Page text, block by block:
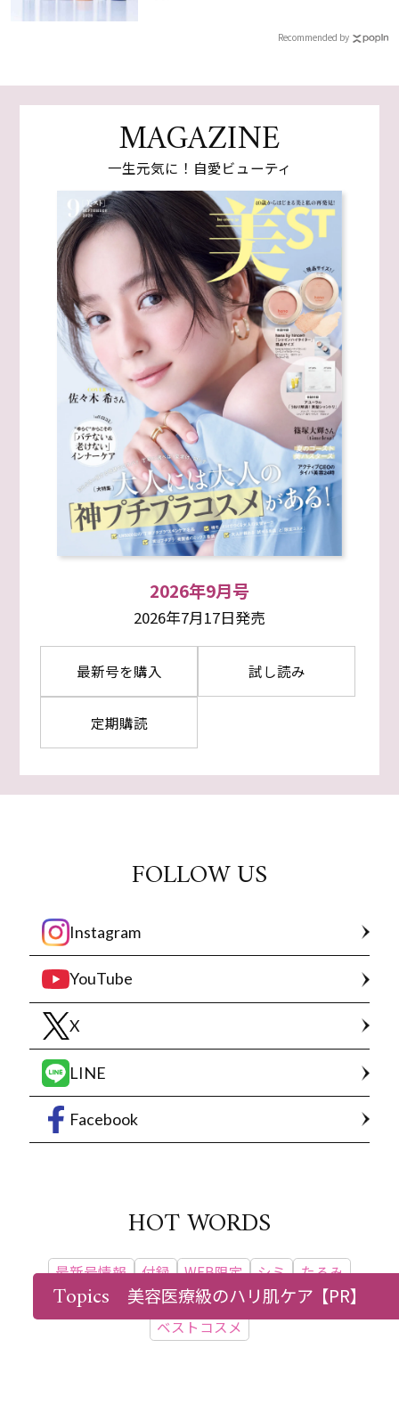
Recommended by
MAGAZINE
一生元気に！自愛ビューティ
2026年9月号
2026年7月17日発売
最新号を購入 試し読み
定期購読
FOLLOW US
Instagram
YouTube
X
LINE
Facebook
HOT WORDS
最新号情報 付録 WEB限定 シミ
たるみ
美容医療
ダイエット 更年期
インタビュー
ベストコスメ
Topics 美容医療級のハリ肌ケア【PR】